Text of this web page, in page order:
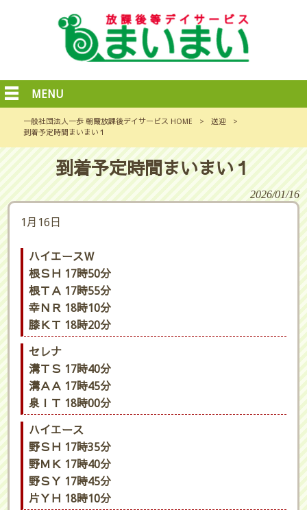
MENU
一般社団法人一歩 朝霞放課後デイサービス HOME > 送迎
>
到着予定時間まいまい１
到着予定時間まいまい１
2026/01/16
1月16日
ハイエースＷ
根ＳＨ 17時50分
根ＴＡ 17時55分
幸ＮＲ 18時10分
膝ＫＴ 18時20分
セレナ
溝ＴＳ 17時40分
溝ＡＡ 17時45分
泉ＩＴ 18時00分
ハイエース
野ＳＨ 17時35分
野ＭＫ 17時40分
野ＳＹ 17時45分
片ＹＨ 18時10分